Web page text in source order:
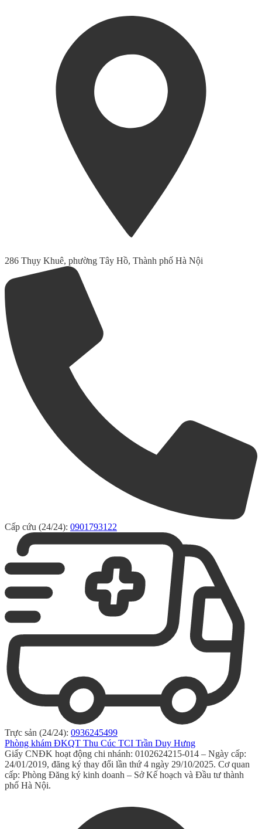
286 Thụy Khuê, phường Tây Hồ, Thành phố Hà Nội
Cấp cứu (24/24): 0901793122
Trực sản (24/24): 0936245499
Phòng khám ĐKQT Thu Cúc TCI Trần Duy Hưng
Giấy CNĐK hoạt động chi nhánh: 0102624215-014 – Ngày cấp:
24/01/2019, đăng ký thay đổi lần thứ 4 ngày 29/10/2025. Cơ quan
cấp: Phòng Đăng ký kinh doanh – Sở Kế hoạch và Đầu tư thành
phố Hà Nội.